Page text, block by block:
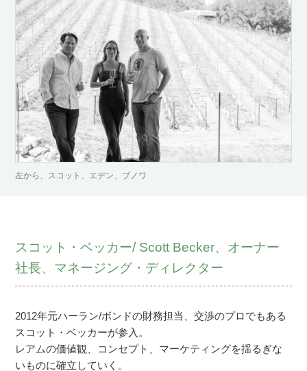
左から、スコット、エデン、ブノワ
スコット・ベッカー/ Scott Becker、オーナー
社長、マネージング・ディレクター
2012年元ハーラン/ボンドの財務担当、交渉のプロでもある
スコット・ベッカーが参入。
レアムの価値観、コンセプト、マーケティングを揺るぎな
いものに確立していく。